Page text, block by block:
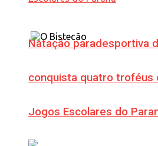
Natação paradesportiva
conquista quatro troféus
Jogos Escolares do